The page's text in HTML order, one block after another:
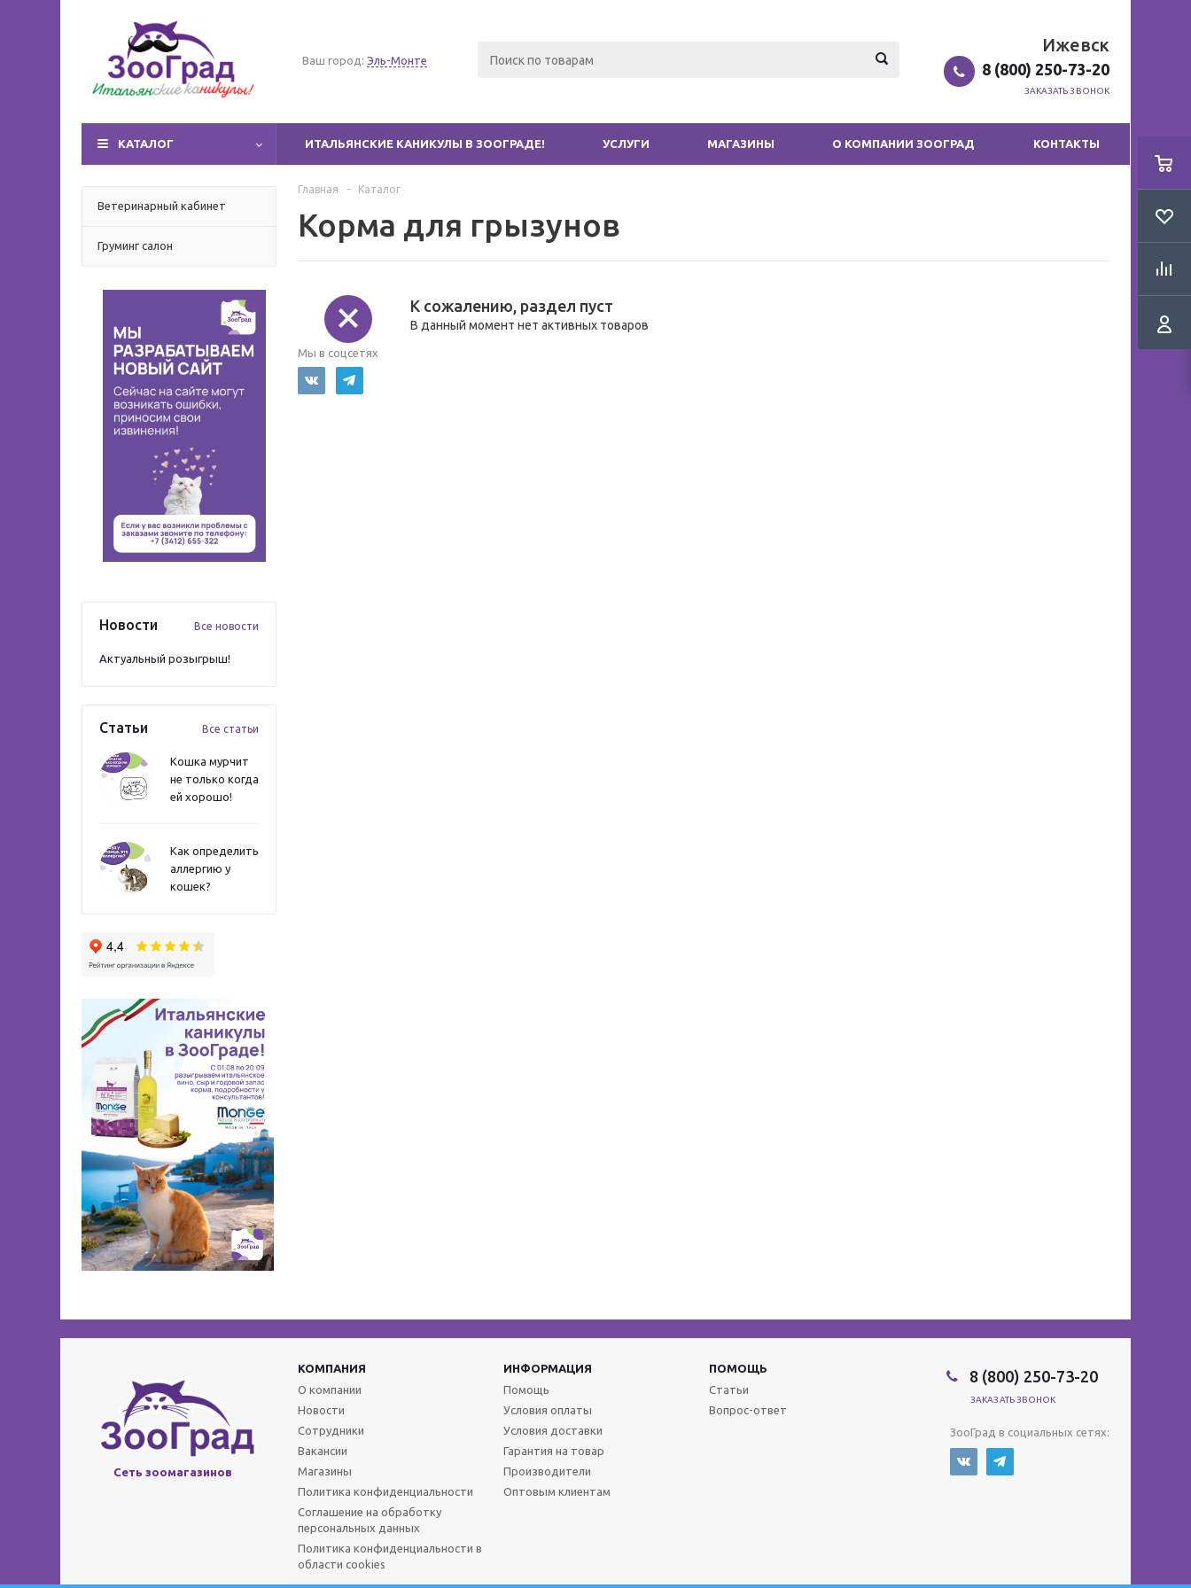
Ваш город: Эль-Монте
Ижевск
8 (800) 250-73-20
ЗАКАЗАТЬ ЗВОНОК
КАТАЛОГ ИТАЛЬЯНСКИЕ КАНИКУЛЫ В ЗООГРАДЕ! УСЛУГИ МАГАЗИНЫ О КОМПАНИИ ЗООГРАД КОНТАКТЫ
Ветеринарный кабинет
Груминг салон
Новости Все новости
Актуальный розыгрыш!
Статьи Все статьи
Кошка мурчит
не только когда
ей хорошо!
Как определить
аллергию у
кошек?
Главная - Каталог
Корма для грызунов
К сожалению, раздел пуст
В данный момент нет активных товаров
Мы в соцсетях
Сеть зоомагазинов
КОМПАНИЯ ИНФОРМАЦИЯ
ПОМОЩЬ
О компании
Новости
Сотрудники
Вакансии
Магазины
Политика конфиденциальности
Соглашение на обработку
персональных данных
Политика конфиденциальности в
области cookies
Помощь
Условия оплаты
Условия доставки
Гарантия на товар
Производители
Оптовым клиентам
Статьи
Вопрос-ответ
8 (800) 250-73-20
ЗАКАЗАТЬ ЗВОНОК
ЗооГрад в социальных сетях: